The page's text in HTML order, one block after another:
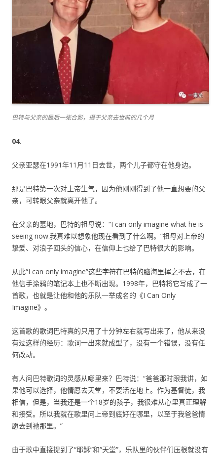
巴特与父亲的最后一张合影，摄于父亲去世前的几个月
04.
父亲亚瑟在1991年11月11日去世，两个儿子都守在他身边。
那是巴特第一次对上帝生气，因为他刚刚得到了他一直想要的父
亲，可转眼父亲就离开他了。
在父亲的墓地，巴特的祖母说：“I can only imagine what he is
seeing now.我真难以想象他现在看到了什么啊。”祖母对上帝的
挚爱、对浪子回头的信心，在信仰上也给了巴特很大的影响。
从此“I can only imagine”这些字符在巴特的脑海里挥之不去，在
他信手涂鸦的笔记本上也不断出现。1998年，巴特将它写成了一
首歌，也就是让他和他的乐队一举成名的《I Can Only
Imagine》。
这首歌的歌词巴特真的只用了十分钟左右就写出来了，他从来没
有过这样的经历：歌词一出来就成型了，没有一个错误，没有任
何改动。
有人问巴特歌词的灵感从哪里来？巴特说：“爸爸那时跟我讲，如
果他可以选择，他情愿去天堂，不要活在地上。作为基督徒，我
相信，但是，当我还是一个18岁的孩子，我很难从心里真正理解
和接受。所以我就在歌里问上帝到底好在哪里，以至于我爸爸情
愿去到祂那里。”
由于歌中直接提到了“耶稣”和“天堂”，乐队里的伙伴们压根就没有